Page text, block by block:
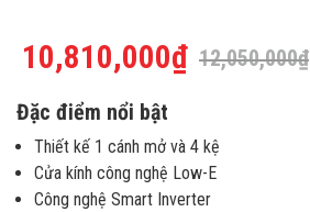
12,050,000₫
10,810,000₫
Đặc điểm nổi bật
Thiết kế 1 cánh mở và 4 kệ
Cửa kính công nghệ Low-E
Công nghệ Smart Inverter